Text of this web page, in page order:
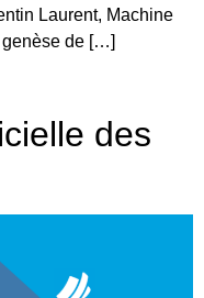
Laurent, Machine
genèse de […]
des